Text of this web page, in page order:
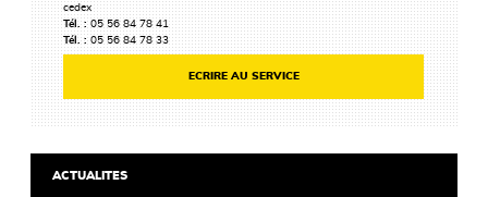
cedex
Tél. :05 56 84 78 41
Tél. :05 56 84 78 33
ECRIRE AU SERVICE
ACTUALITES